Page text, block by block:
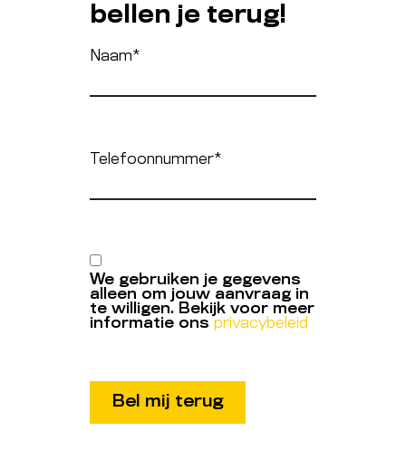
bellen je terug!
Naam*
Telefoonnummer*
We gebruiken je gegevens
alleen om jouw aanvraag in
te willigen. Bekijk voor meer
informatie ons privacybeleid